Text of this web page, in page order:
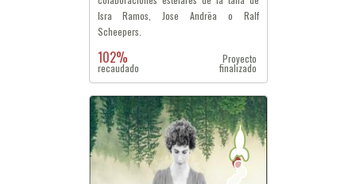
Isra Ramos, Jose Andrëa o Ralf
Scheepers.
102%
recaudado
Proyecto
finalizado